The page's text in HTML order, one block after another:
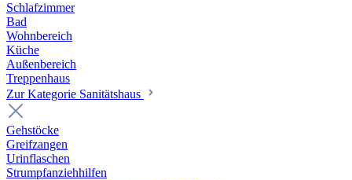
Schlafzimmer
Bad
Wohnbereich
Küche
Außenbereich
Treppenhaus
Zur Kategorie Sanitätshaus
Gehstöcke
Greifzangen
Urinflaschen
Strumpfanziehhilfen